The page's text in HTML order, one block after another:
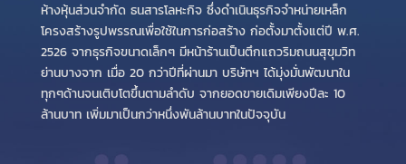
ห้างหุ้นส่วนจำกัด ธนสารโลหะกิจ ซึ่งดำเนินธุรกิจจำหน่ายเหล็ก
โครงสร้างรูปพรรณเพื่อใช้ในการก่อสร้าง ก่อตั้งมาตั้งแต่ปี พ.ศ.
2526 จากธุรกิจขนาดเล็กๆ มีหน้าร้านเป็นตึกแถวริมถนนสุขุมวิท
ย่านบางจาก เมื่อ 20 กว่าปีที่ผ่านมา บริษัทฯ ได้มุ่งมั่นพัฒนาใน
ทุกๆด้านจนเติบโตขึ้นตามลำดับ จากยอดขายเดิมเพียงปีละ 10
ล้านบาท เพิ่มมาเป็นกว่าหนึ่งพันล้านบาทในปัจจุบัน